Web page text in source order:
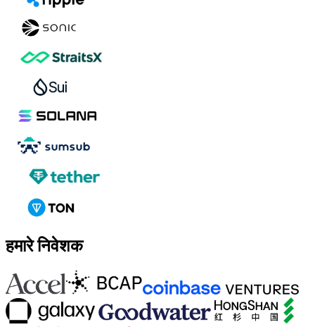
हमारे निवेशक